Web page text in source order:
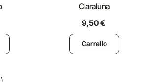
Claraluna
9,50 €
Carrello